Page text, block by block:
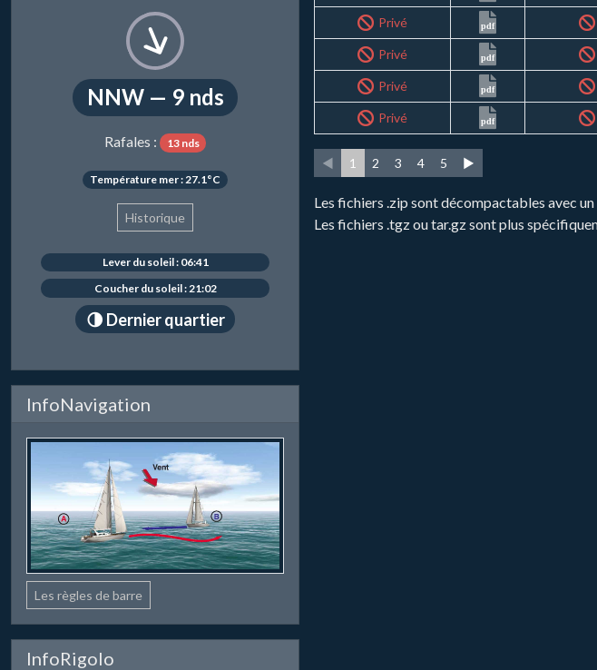
NNW — 9 nds
Rafales : 13 nds
Température mer : 27.1°C
Historique
Lever du soleil : 06:41
Coucher du soleil : 21:02
🌗 Dernier quartier
InfoNavigation
Les règles de barre
InfoRigolo
Privé pdf
Privé pdf
Privé pdf
Privé pdf
◄ 1 2 3 4 5 ►
Les fichiers .zip sont décompactables avec
Les fichiers .tgz ou tar.gz sont plus